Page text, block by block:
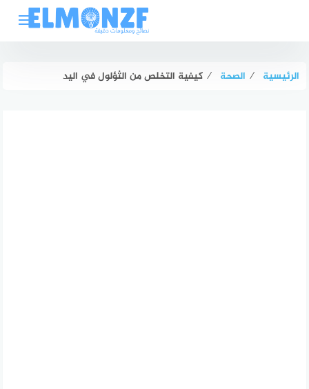
الرئيسية ⁄ الصحة ⁄ كيفية التخلص من الثؤلول في اليد